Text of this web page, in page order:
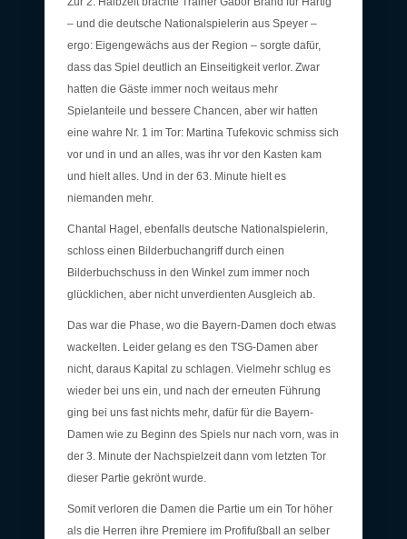
– und die deutsche Nationalspielerin aus Speyer –
ergo: Eigengewächs aus der Region – sorgte dafür,
dass das Spiel deutlich an Einseitigkeit verlor. Zwar
hatten die Gäste immer noch weitaus mehr
Spielanteile und bessere Chancen, aber wir hatten
eine wahre Nr. 1 im Tor: Martina Tufekovic schmiss sich
vor und in und an alles, was ihr vor den Kasten kam
und hielt alles. Und in der 63. Minute hielt es
niemanden mehr.
Chantal Hagel, ebenfalls deutsche Nationalspielerin,
schloss einen Bilderbuchangriff durch einen
Bilderbuchschuss in den Winkel zum immer noch
glücklichen, aber nicht unverdienten Ausgleich ab.
Das war die Phase, wo die Bayern-Damen doch etwas
wackelten. Leider gelang es den TSG-Damen aber
nicht, daraus Kapital zu schlagen. Vielmehr schlug es
wieder bei uns ein, und nach der erneuten Führung
ging bei uns fast nichts mehr, dafür für die Bayern-
Damen wie zu Beginn des Spiels nur nach vorn, was in
der 3. Minute der Nachspielzeit dann vom letzten Tor
dieser Partie gekrönt wurde.
Somit verloren die Damen die Partie um ein Tor höher
als die Herren ihre Premiere im Profifußball an selber